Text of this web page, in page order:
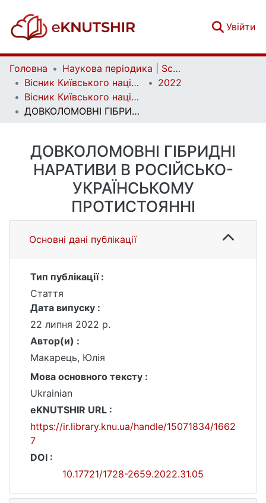
Увійти
Головна
Наукова періодика | Scientific periodicals
Вісник Київського національного університету імені Тараса Шевченка. Літературознавство. Мовознавство. Фольклористика | Bulletin of Taras Shevchenko National University of Kyiv. Literary Studies. Linguistics. Folklore Studies
2022
Вісник Київського національного університету імені Тараса Шевченка. Літературознавство. Мовознавство. Фольклористика. Вип. 1(31)
ДОВКОЛОМОВНІ ГІБРИДНІ НАРАТИВИ В РОСІЙСЬКО-УКРАЇНСЬКОМУ ПРОТИСТОЯННІ
ДОВКОЛОМОВНІ ГІБРИДНІ
НАРАТИВИ В РОСІЙСЬКО-
УКРАЇНСЬКОМУ
ПРОТИСТОЯННІ
Основні дані публікації
Тип публікації :
Стаття
Дата випуску :
22 липня 2022 р.
Автор(и) :
Макарець, Юлія
Мова основного тексту :
Ukrainian
eKNUTSHIR URL :
https://ir.library.knu.ua/handle/15071834/1662
7
DOI :
10.17721/1728-2659.2022.31.05